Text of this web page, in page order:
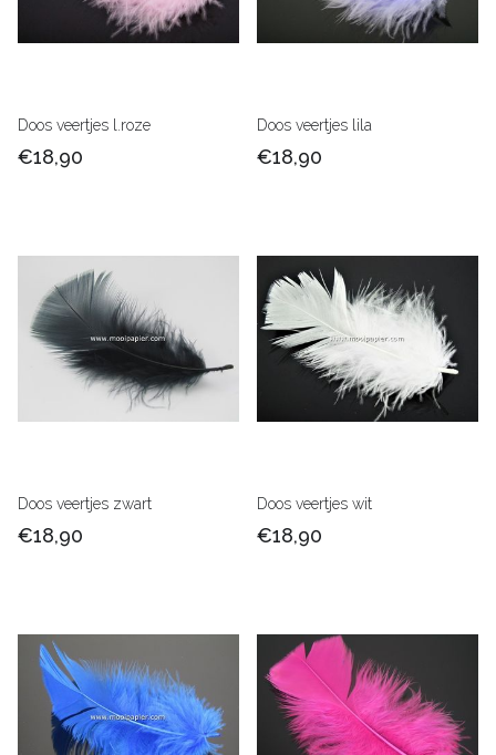
Doos veertjes l.roze
€18,90
Doos veertjes lila
€18,90
Doos veertjes zwart
€18,90
Doos veertjes wit
€18,90